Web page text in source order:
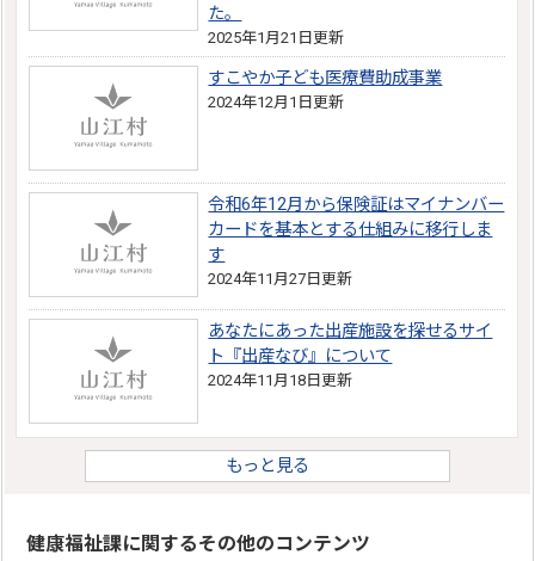
た。
2025年1月21日更新
すこやか子ども医療費助成事業
2024年12月1日更新
令和6年12月から保険証はマイナンバー
カードを基本とする仕組みに移行しま
す
2024年11月27日更新
あなたにあった出産施設を探せるサイ
ト『出産なび』について
2024年11月18日更新
もっと見る
健康福祉課に関するその他のコンテンツ